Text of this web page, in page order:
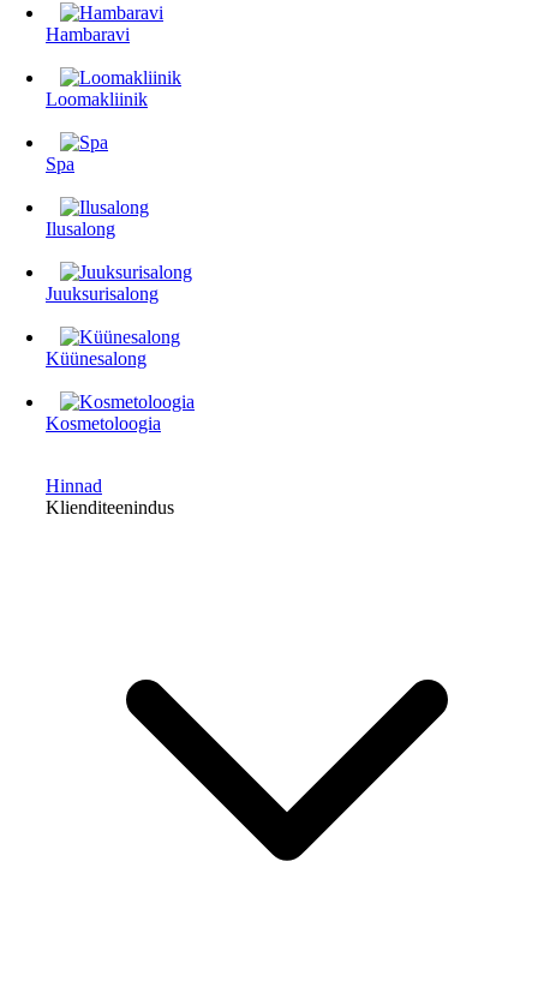
Hambaravi
Loomakliinik
Spa
Ilusalong
Juuksurisalong
Küünesalong
Kosmetoloogia
Hinnad
Klienditeenindus